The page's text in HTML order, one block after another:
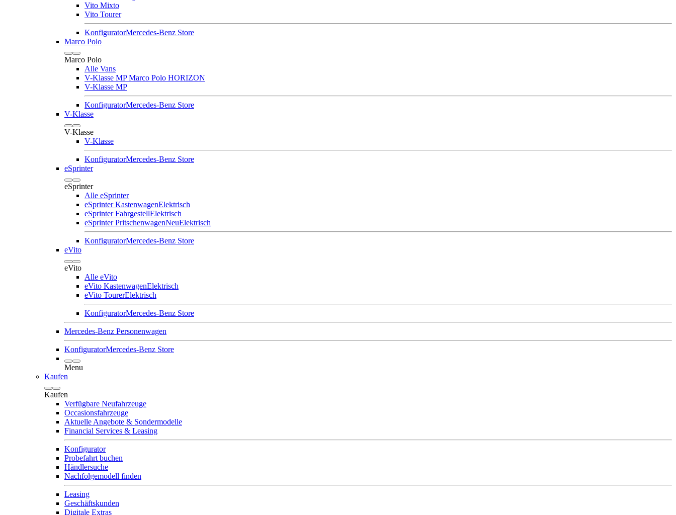
Vito Mixto
Vito Tourer
KonfiguratorMercedes-Benz Store
Marco Polo
Marco Polo
Alle Vans
V-Klasse MP Marco Polo HORIZON
V-Klasse MP
KonfiguratorMercedes-Benz Store
V-Klasse
V-Klasse
V-Klasse
KonfiguratorMercedes-Benz Store
eSprinter
eSprinter
Alle eSprinter
eSprinter KastenwagenElektrisch
eSprinter FahrgestellElektrisch
eSprinter PritschenwagenNeuElektrisch
KonfiguratorMercedes-Benz Store
eVito
eVito
Alle eVito
eVito KastenwagenElektrisch
eVito TourerElektrisch
KonfiguratorMercedes-Benz Store
Mercedes-Benz Personenwagen
KonfiguratorMercedes-Benz Store
Menu
Kaufen
Kaufen
Verfügbare Neufahrzeuge
Occasionsfahrzeuge
Aktuelle Angebote & Sondermodelle
Financial Services & Leasing
Konfigurator
Probefahrt buchen
Händlersuche
Nachfolgemodell finden
Leasing
Geschäftskunden
Digitale Extras